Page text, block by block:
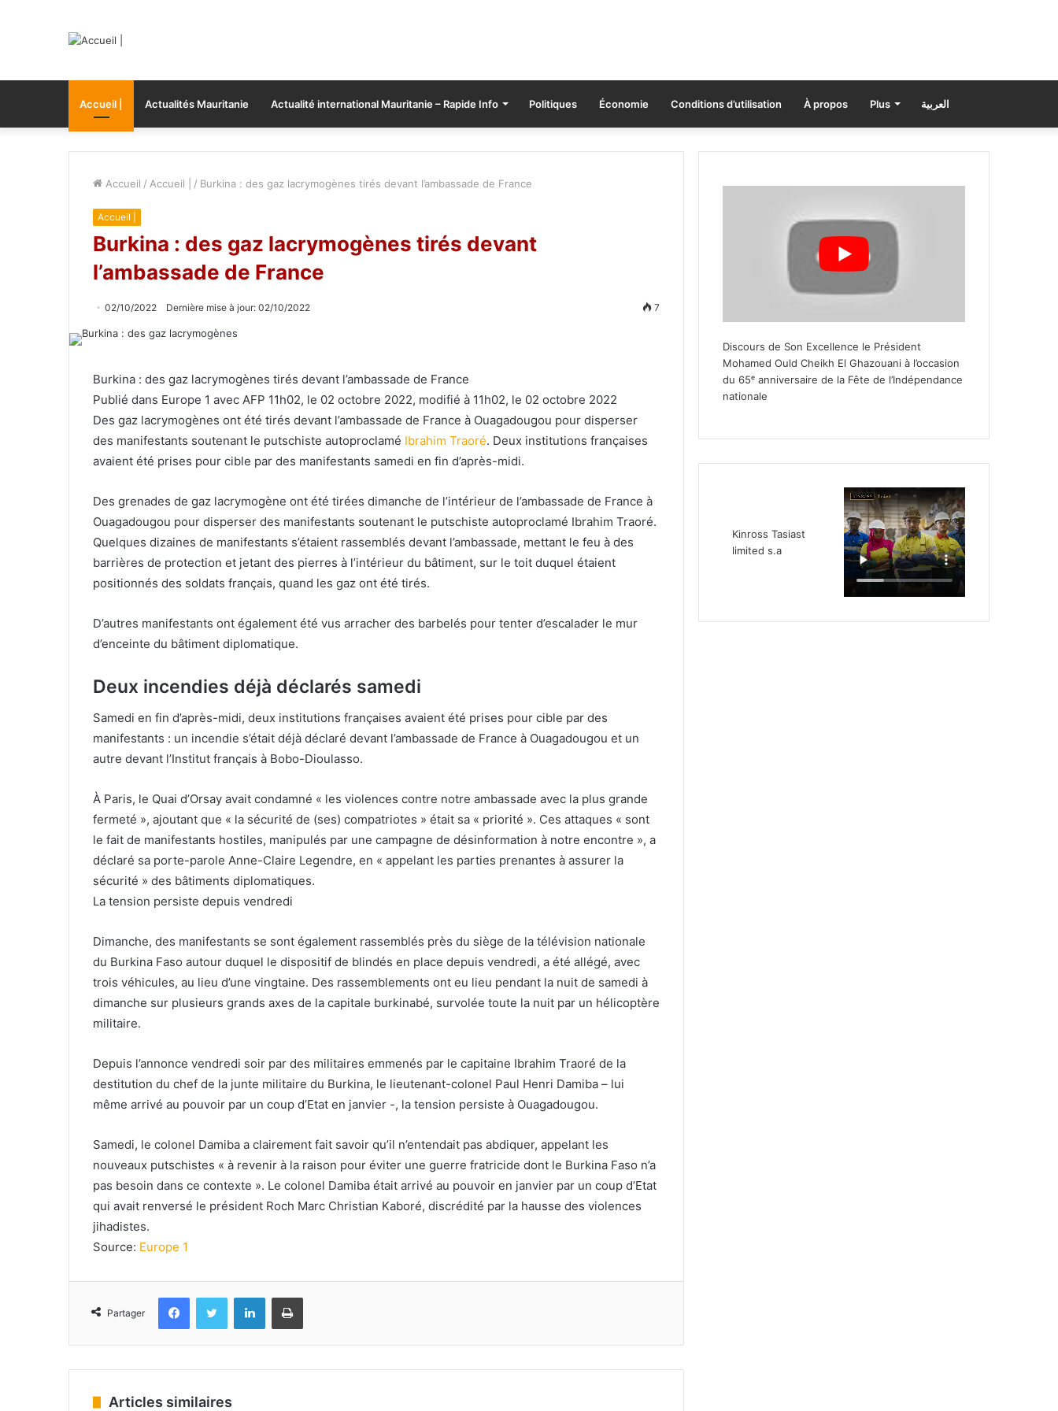
Accueil | Actualités Mauritanie Actualité international Mauritanie – Rapide Info Politiques Économie Conditions d’utilisation À propos Plus العربية
Accueil / Accueil | / Burkina : des gaz lacrymogènes tirés devant l’ambassade de France
Accueil |
Burkina : des gaz lacrymogènes tirés devant
l’ambassade de France
02/10/2022 Dernière mise à jour: 02/10/2022 7
Burkina : des gaz lacrymogènes tirés devant l’ambassade de France
Publié dans Europe 1 avec AFP 11h02, le 02 octobre 2022, modifié à 11h02, le 02 octobre 2022
Des gaz lacrymogènes ont été tirés devant l’ambassade de France à Ouagadougou pour disperser
des manifestants soutenant le putschiste autoproclamé Ibrahim Traoré. Deux institutions françaises
avaient été prises pour cible par des manifestants samedi en fin d’après-midi.
Des grenades de gaz lacrymogène ont été tirées dimanche de l’intérieur de l’ambassade de France à
Ouagadougou pour disperser des manifestants soutenant le putschiste autoproclamé Ibrahim Traoré.
Quelques dizaines de manifestants s’étaient rassemblés devant l’ambassade, mettant le feu à des
barrières de protection et jetant des pierres à l’intérieur du bâtiment, sur le toit duquel étaient
positionnés des soldats français, quand les gaz ont été tirés.
D’autres manifestants ont également été vus arracher des barbelés pour tenter d’escalader le mur
d’enceinte du bâtiment diplomatique.
Deux incendies déjà déclarés samedi
Samedi en fin d’après-midi, deux institutions françaises avaient été prises pour cible par des
manifestants : un incendie s’était déjà déclaré devant l’ambassade de France à Ouagadougou et un
autre devant l’Institut français à Bobo-Dioulasso.
À Paris, le Quai d’Orsay avait condamné « les violences contre notre ambassade avec la plus grande
fermeté », ajoutant que « la sécurité de (ses) compatriotes » était sa « priorité ». Ces attaques « sont
le fait de manifestants hostiles, manipulés par une campagne de désinformation à notre encontre », a
déclaré sa porte-parole Anne-Claire Legendre, en « appelant les parties prenantes à assurer la
sécurité » des bâtiments diplomatiques.
La tension persiste depuis vendredi
Dimanche, des manifestants se sont également rassemblés près du siège de la télévision nationale
du Burkina Faso autour duquel le dispositif de blindés en place depuis vendredi, a été allégé, avec
trois véhicules, au lieu d’une vingtaine. Des rassemblements ont eu lieu pendant la nuit de samedi à
dimanche sur plusieurs grands axes de la capitale burkinabé, survolée toute la nuit par un hélicoptère
militaire.
Depuis l’annonce vendredi soir par des militaires emmenés par le capitaine Ibrahim Traoré de la
destitution du chef de la junte militaire du Burkina, le lieutenant-colonel Paul Henri Damiba – lui
même arrivé au pouvoir par un coup d’Etat en janvier -, la tension persiste à Ouagadougou.
Samedi, le colonel Damiba a clairement fait savoir qu’il n’entendait pas abdiquer, appelant les
nouveaux putschistes « à revenir à la raison pour éviter une guerre fratricide dont le Burkina Faso n’a
pas besoin dans ce contexte ». Le colonel Damiba était arrivé au pouvoir en janvier par un coup d’Etat
qui avait renversé le président Roch Marc Christian Kaboré, discrédité par la hausse des violences
jihadistes.
Source: Europe 1
Partager
FacebookTwitter LinkedinImprimer
Articles similaires
Discours de Son Excellence le Président
Mohamed Ould Cheikh El Ghazouani à l’occasion
du 65ᵉ anniversaire de la Fête de l’Indépendance
nationale
Kinross Tasiast
limited s.a